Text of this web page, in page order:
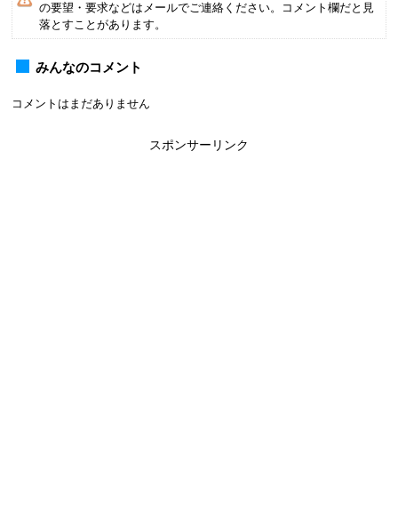
の要望・要求などはメールでご連絡ください。コメント欄だと見
落とすことがあります。
みんなのコメント
コメントはまだありません
スポンサーリンク